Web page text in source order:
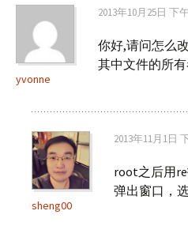
航
yvonne
2013年10月25日 下
你好,请问怎么
其中文件的所
sheng00
2013年11月1日
root之后用
弹出窗口，